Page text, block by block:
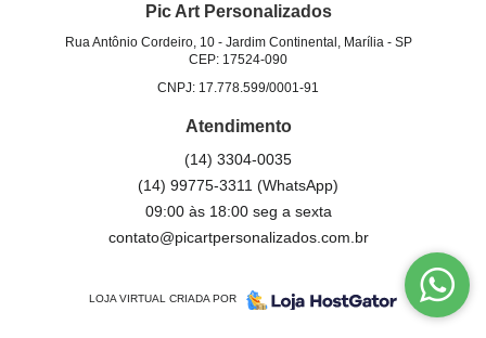
Pic Art Personalizados
Rua Antônio Cordeiro, 10- Jardim Continental, Marília- SP
CEP: 17524-090
CNPJ: 17.778.599/0001-91
Atendimento
(14) 3304-0035
(14) 99775-3311(WhatsApp)
09:00 às 18:00 seg a sexta
contato@picartpersonalizados.com.br
LOJA VIRTUAL CRIADA POR